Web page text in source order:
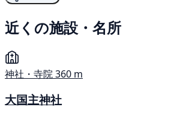
近くの施設・名所
神社・寺院360 m
大国主神社